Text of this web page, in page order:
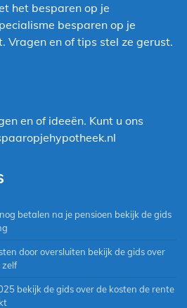
het besparen op je
besparen op je
Vragen en of tips stel ze gerust.
en of ideeën. Kunt u ons
betalen na je pensioen bekijk de gids
door oversluiten bekijk de gids over
zelf
bekijk de gids over de kosten de rente